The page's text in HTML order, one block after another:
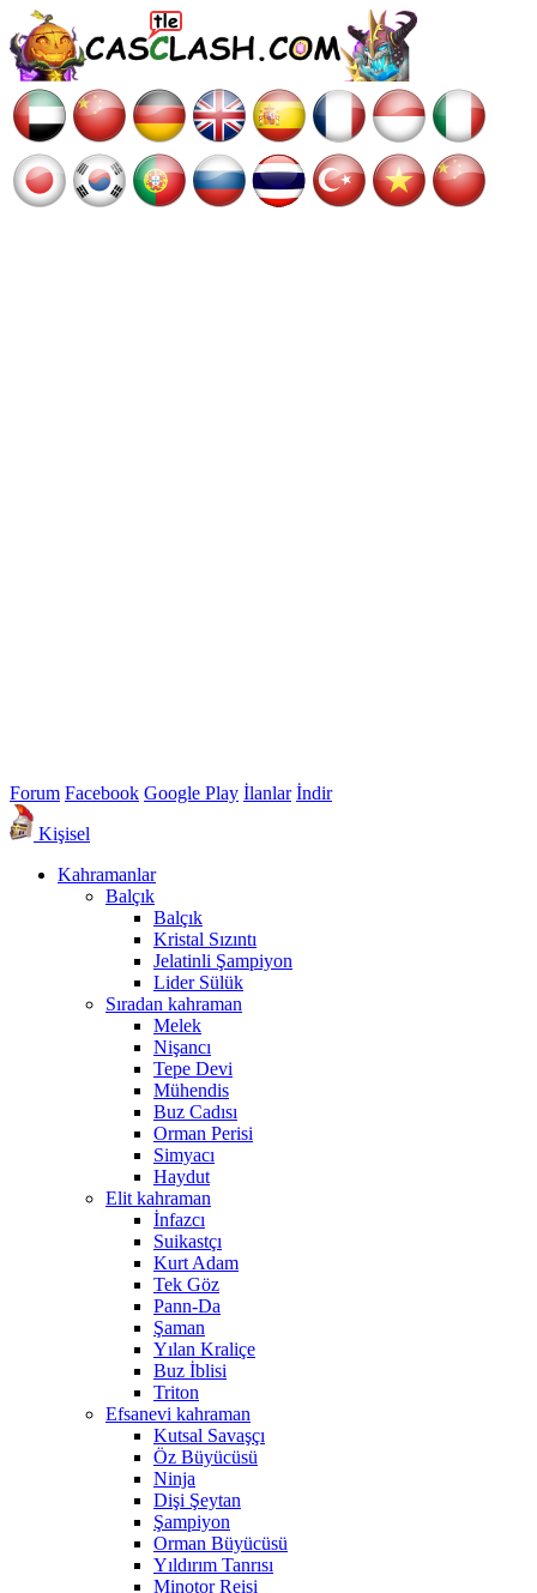
Forum Facebook Google Play İlanlar İndir
Kişisel
Kahramanlar
Balçık
Balçık
Kristal Sızıntı
Jelatinli Şampiyon
Lider Sülük
Sıradan kahraman
Melek
Nişancı
Tepe Devi
Mühendis
Buz Cadısı
Orman Perisi
Simyacı
Haydut
Elit kahraman
İnfazcı
Suikastçı
Kurt Adam
Tek Göz
Pann-Da
Şaman
Yılan Kraliçe
Buz İblisi
Triton
Efsanevi kahraman
Kutsal Savaşçı
Öz Büyücüsü
Ninja
Dişi Şeytan
Şampiyon
Orman Büyücüsü
Yıldırım Tanrısı
Minotor Reisi